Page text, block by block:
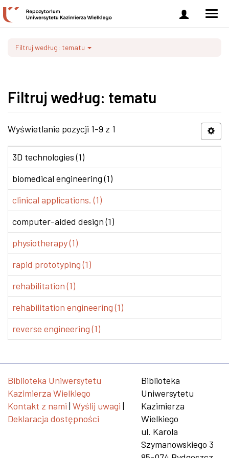
Zaloguj
się
Filtruj według: tematu
Filtruj według: tematu
Wyświetlanie pozycji 1-9 z 1
3D technologies (1)
biomedical engineering (1)
clinical applications. (1)
computer-aided design (1)
physiotherapy (1)
rapid prototyping (1)
rehabilitation (1)
rehabilitation engineering (1)
reverse engineering (1)
Biblioteka Uniwersytetu
Kazimierza Wielkiego
Kontakt z nami | Wyślij uwagi |
Deklaracja dostępności
Biblioteka
Uniwersytetu
Kazimierza
Wielkiego
ul. Karola
Szymanowskiego 3